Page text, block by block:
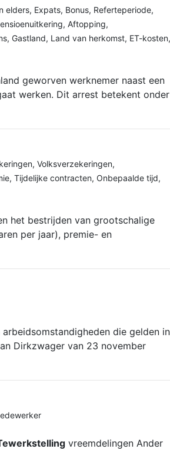
elders, Expats, Bonus, Referteperiode,
, Aftopping,
, Gastland, Land van herkomst, ET-kosten,
geworven werknemer naast een
werken. Dit arrest betekent onder
, Volksverzekeringen,
, Tijdelijke contracten, Onbepaalde tijd,
het bestrijden van grootschalige
per jaar), premie- en
die gelden in
Dirkzwager van 23 november
vreemdelingen Ander